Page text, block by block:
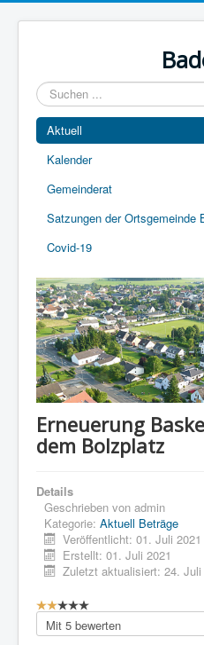
Suchen
...
Aktuell
Kalender
Gemeinderat
Satzungen der Ortsgemeinde
Covid-19
Erneuerung
dem Bolzplatz
Details
Geschrieben von admin
Kategorie: Aktuell Beträge
Veröffentlicht: 01. Juli 2021
Erstellt: 01. Juli 2021
Zuletzt aktualisiert: 24. Juli
B
e
w
Bitte
bewerten